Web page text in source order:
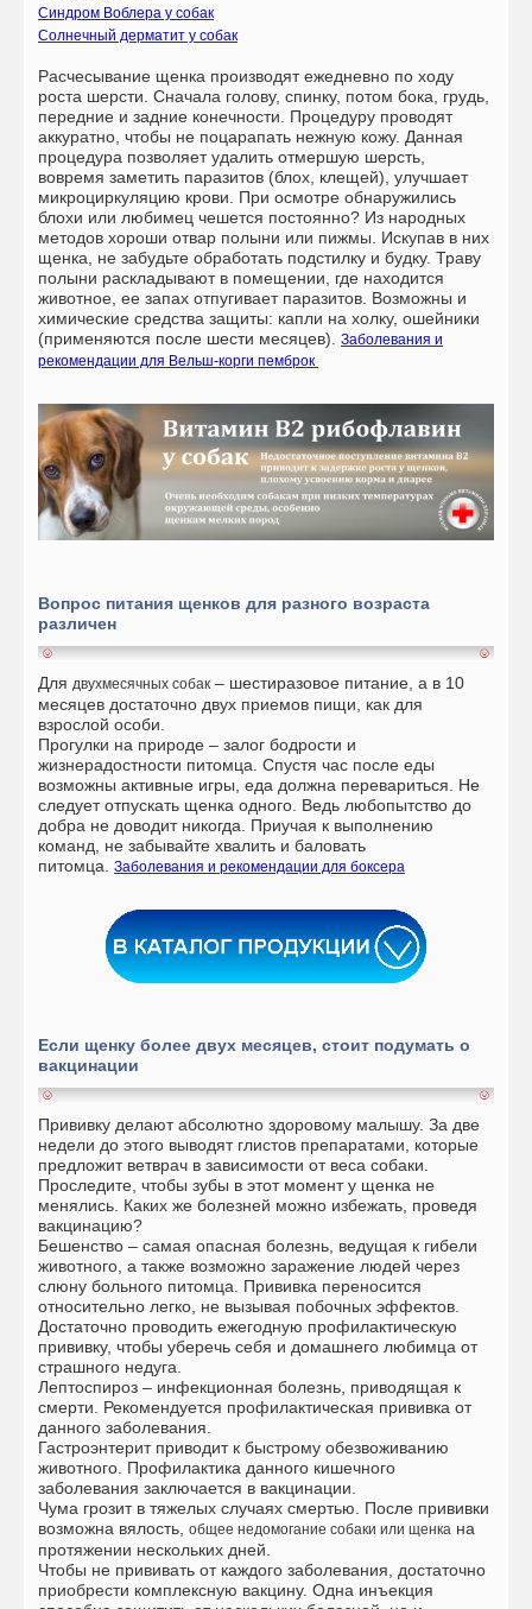
Синдром Воблера у собак
Солнечный дерматит у собак
Расчесывание щенка производят ежедневно по ходу
роста шерсти. Сначала голову, спинку, потом бока, грудь,
передние и задние конечности. Процедуру проводят
аккуратно, чтобы не поцарапать нежную кожу. Данная
процедура позволяет удалить отмершую шерсть,
вовремя заметить паразитов (блох, клещей), улучшает
микроциркуляцию крови. При осмотре обнаружились
блохи или любимец чешется постоянно? Из народных
методов хороши отвар полыни или пижмы. Искупав в них
щенка, не забудьте обработать подстилку и будку. Траву
полыни раскладывают в помещении, где находится
животное, ее запах отпугивает паразитов. Возможны и
химические средства защиты: капли на холку, ошейники
(применяются после шести месяцев). Заболевания и
рекомендации для Вельш-корги пемброк
Вопрос питания щенков для разного возраста
различен
Для двухмесячных собак – шестиразовое питание, а в 10
месяцев достаточно двух приемов пищи, как для
взрослой особи.
Прогулки на природе – залог бодрости и
жизнерадостности питомца. Спустя час после еды
возможны активные игры, еда должна перевариться. Не
следует отпускать щенка одного. Ведь любопытство до
добра не доводит никогда. Приучая к выполнению
команд, не забывайте хвалить и баловать
питомца. Заболевания и рекомендации для боксера
Если щенку более двух месяцев, стоит подумать о
вакцинации
Прививку делают абсолютно здоровому малышу. За две
недели до этого выводят глистов препаратами, которые
предложит ветврач в зависимости от веса собаки.
Проследите, чтобы зубы в этот момент у щенка не
менялись. Каких же болезней можно избежать, проведя
вакцинацию?
Бешенство – самая опасная болезнь, ведущая к гибели
животного, а также возможно заражение людей через
слюну больного питомца. Прививка переносится
относительно легко, не вызывая побочных эффектов.
Достаточно проводить ежегодную профилактическую
прививку, чтобы уберечь себя и домашнего любимца от
страшного недуга.
Лептоспироз – инфекционная болезнь, приводящая к
смерти. Рекомендуется профилактическая прививка от
данного заболевания.
Гастроэнтерит приводит к быстрому обезвоживанию
животного. Профилактика данного кишечного
заболевания заключается в вакцинации.
Чума грозит в тяжелых случаях смертью. После прививки
возможна вялость, общее недомогание собаки или щенка на
протяжении нескольких дней.
Чтобы не прививать от каждого заболевания, достаточно
приобрести комплексную вакцину. Одна инъекция